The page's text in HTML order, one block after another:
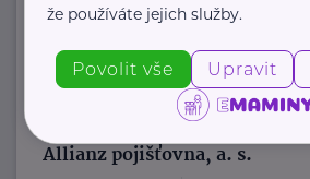
Allianz pojišťovna, a. s.
že používáte jejich služby.
Povolit vše Upravit